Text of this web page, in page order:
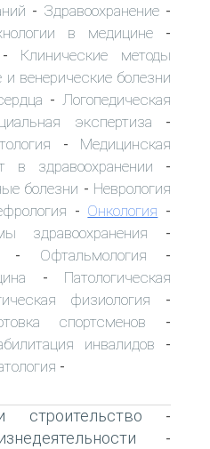
- Здравоохранение -
в медицине -
Клинические методы
венерические болезни
- Логопедическая
экспертиза -
- Медицинская
в здравоохранении -
болезни - Неврология
- Онкология -
здравоохранения -
- Офтальмология -
- Патологическая
физиология -
спортсменов -
инвалидов -
-
строительство -
-